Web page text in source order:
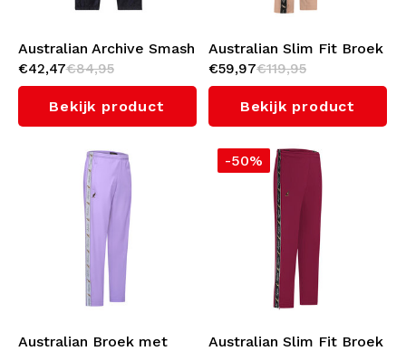
Australian Archive Smash
Pants (Navy)
€42,47€84,95
Bekijk product
Australian Slim Fit Broek
met zwarte bies 3.0
(Apricot)
€59,97€119,95
Bekijk product
Australian Broek met
-50%
Australian Slim Fit Broek